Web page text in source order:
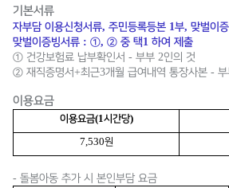
기본서류
자부담 이용신청서류, 주민등록등본 1부, 맞벌이
맞벌이증빙서류 : ①, ② 중 택1 하여 제출
① 건강보험료 납부확인서 - 부부 2인의 것
② 재직증명서+최근3개월 급여내역 통장사본 -
이용요금
이용요금(1시간당)
7,530원
- 돌봄아동 추가 시 본인부담 요금